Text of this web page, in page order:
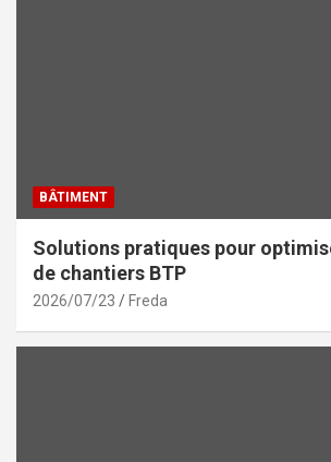
BÂTIMENT
Solutions pratiques pour
de chantiers BTP
2026/07/23 Freda